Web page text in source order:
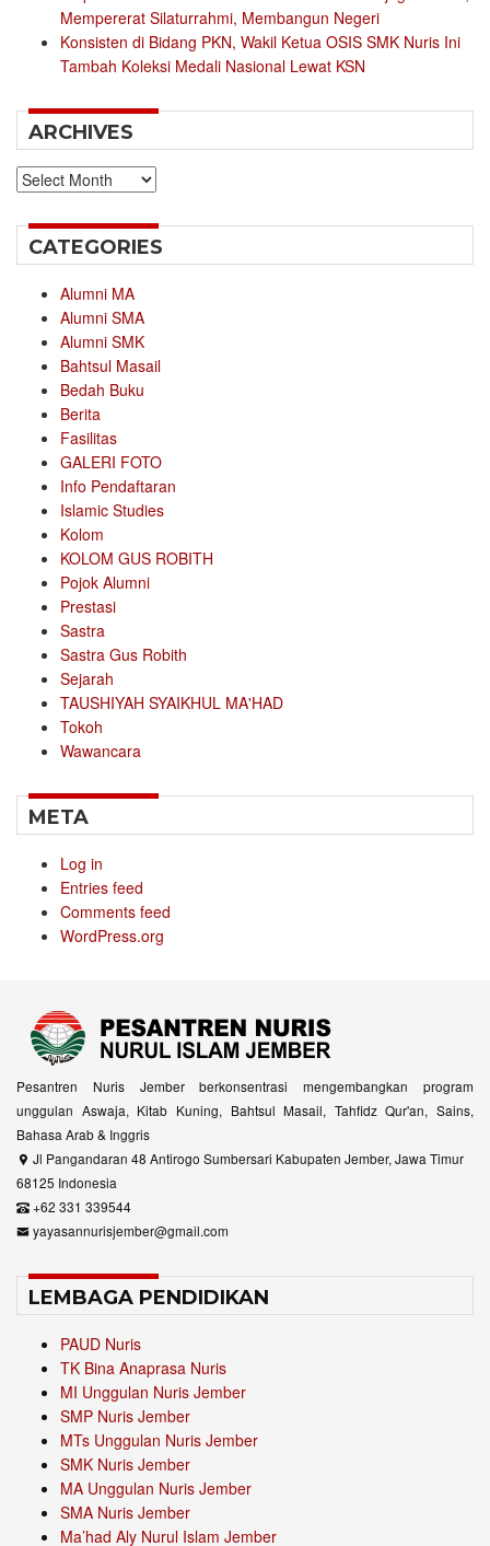
Mempererat Silaturrahmi, Membangun Negeri
Konsisten di Bidang PKN, Wakil Ketua OSIS SMK Nuris Ini
Tambah Koleksi Medali Nasional Lewat KSN
ARCHIVES
Archives
CATEGORIES
Alumni MA
Alumni SMA
Alumni SMK
Bahtsul Masail
Bedah Buku
Berita
Fasilitas
GALERI FOTO
Info Pendaftaran
Islamic Studies
Kolom
KOLOM GUS ROBITH
Pojok Alumni
Prestasi
Sastra
Sastra Gus Robith
Sejarah
TAUSHIYAH SYAIKHUL MA'HAD
Tokoh
Wawancara
META
Log in
Entries feed
Comments feed
WordPress.org
Pesantren Nuris Jember berkonsentrasi mengembangkan program
unggulan Aswaja, Kitab Kuning, Bahtsul Masail, Tahfidz Qur'an, Sains,
Bahasa Arab & Inggris
Jl Pangandaran 48 Antirogo Sumbersari Kabupaten Jember, Jawa Timur
68125 Indonesia
+62 331 339544
yayasannurisjember@gmail.com
LEMBAGA PENDIDIKAN
PAUD Nuris
TK Bina Anaprasa Nuris
MI Unggulan Nuris Jember
SMP Nuris Jember
MTs Unggulan Nuris Jember
SMK Nuris Jember
MA Unggulan Nuris Jember
SMA Nuris Jember
Ma’had Aly Nurul Islam Jember